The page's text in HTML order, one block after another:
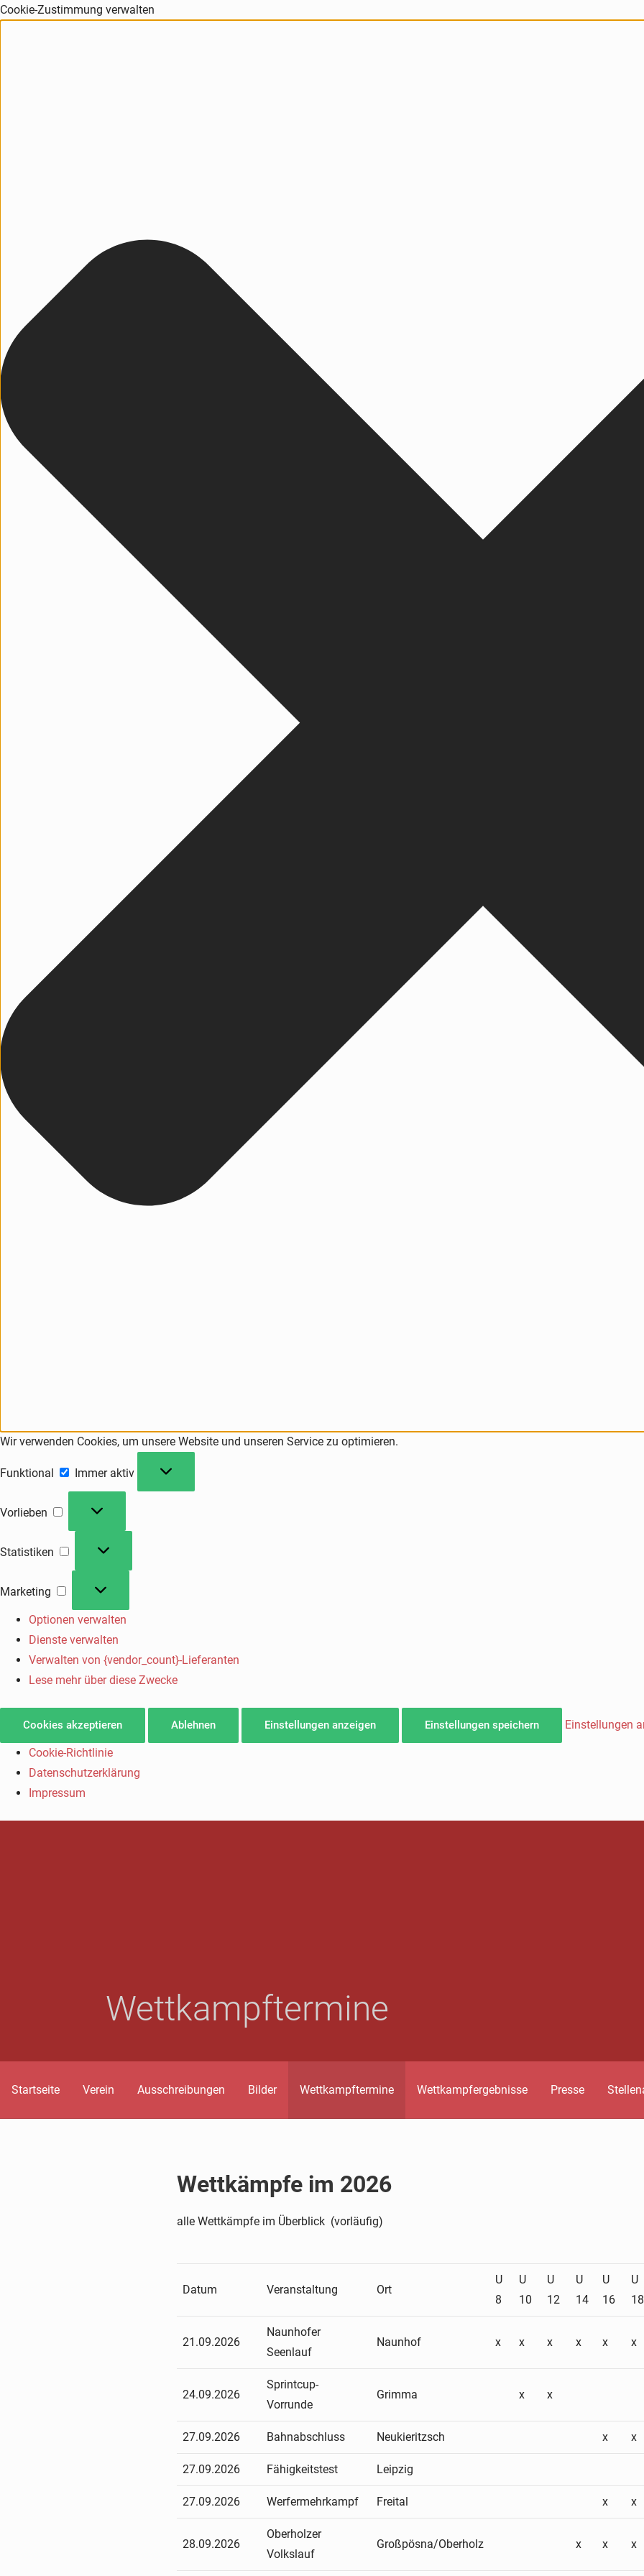
Cookie-Zustimmung verwalten
Wir verwenden Cookies, um unsere Website und unseren Service zu optimieren.
Funktional Immer aktiv
Vorlieben
Statistiken
Marketing
Optionen verwalten
Dienste verwalten
Verwalten von {vendor_count}-Lieferanten
Lese mehr über diese Zwecke
Cookies akzeptieren Ablehnen Einstellungen anzeigen Einstellungen speichern Einstellungen
Cookie-Richtlinie
Datenschutzerklärung
Impressum
Wettkampftermine
Startseite Verein Ausschreibungen Bilder Wettkampftermine Wettkampfergebnisse Presse
Wettkämpfe im 2026
alle Wettkämpfe im Überblick (vorläufig)
Datum Veranstaltung Ort
U
8
U
10
U
12
U
14
U
16
U
18
21.09.2026
Naunhofer
Seenlauf
Naunhof x x x x x x
24.09.2026
Sprintcup-
Vorrunde
Grimma x x
27.09.2026 Bahnabschluss Neukieritzsch x x
27.09.2026 Fähigkeitstest Leipzig
27.09.2026 Werfermehrkampf Freital x x
28.09.2026
Oberholzer
Volkslauf
Großpösna/Oberholz x x x